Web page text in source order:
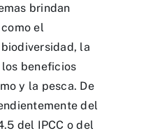
brindan
el
la
beneficios
y la pesca. De
del
del IPCC o del